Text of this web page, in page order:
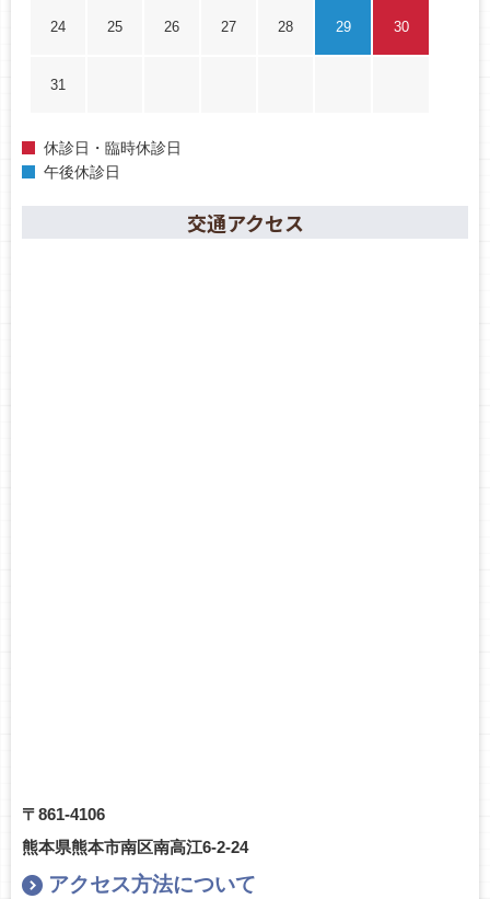
24 25 26 27 28 29 30
31
休診日・臨時休診日
午後休診日
交通アクセス
〒861-4106
熊本県熊本市南区南高江6-2-24
アクセス方法について